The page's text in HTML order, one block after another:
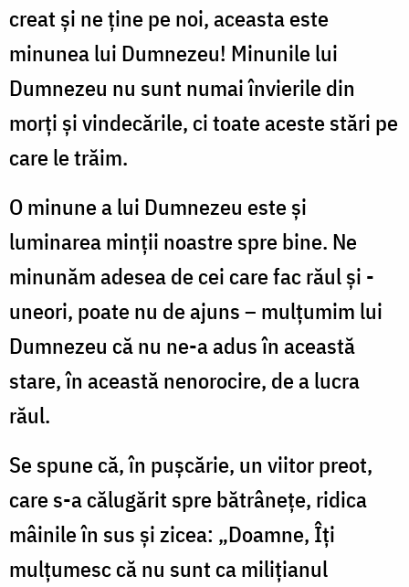
creat şi ne ţine pe noi, aceasta este
minunea lui Dumnezeu! Minunile lui
Dumnezeu nu sunt numai învierile din
morţi şi vindecările, ci toate aceste stări pe
care le trăim.
O minune a lui Dumnezeu este şi
luminarea minţii noastre spre bine. Ne
minunăm adesea de cei care fac răul şi -
uneori, poate nu de ajuns – mulţumim lui
Dumnezeu că nu ne-a adus în această
stare, în această nenorocire, de a lucra
răul.
Se spune că, în puşcărie, un viitor preot,
care s-a călugărit spre bătrâneţe, ridica
mâinile în sus şi zicea: „Doamne, Îţi
mulţumesc că nu sunt ca miliţianul